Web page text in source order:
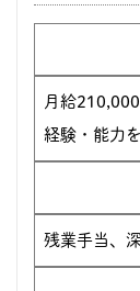
月給
経験・能力
残業手当、